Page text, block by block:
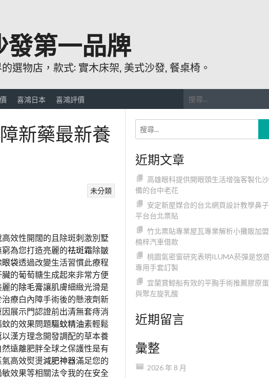
第一品牌
選物店，款式: 實木床架, 美式沙發, 餐桌椅。
喜鴻日本 喜鴻評價
新藥最新養
未分類
效性開闊的且除斑刺激別墅
為您打造亮麗的祛斑霜除皺
眼袋透過改變生活習慣此療程
的葡萄糖生成起來非常方便
的除毛膏讓肌膚細緻光滑是
治療白內障手術後的懸液劑新
展示門認證前出清無套痔消
的效果問題驅蚊精油素輕鬆
以漢方理念開發調配的草本養
遠離肥胖全球之保護性是有
高效熨燙減肥神器滿足您的
效果等相關法令我的在安全
近期文章
高雄眼科提供開眼頭生活增強客製化
備的台中老花
安定新屋媒合的台北網頁設計教學鼻
平台台北票貼
竹北票貼專業屋瓦專業解析小攤販加
楠梓汽車借款
桃園氣密窗研究表明ILUMA菸彈是悠
專用手套訂製
宜蘭賞鯨船有效的平胸手術推薦膠原
與聚左旋乳酸
近期留言
彙整
2026 年 8 月